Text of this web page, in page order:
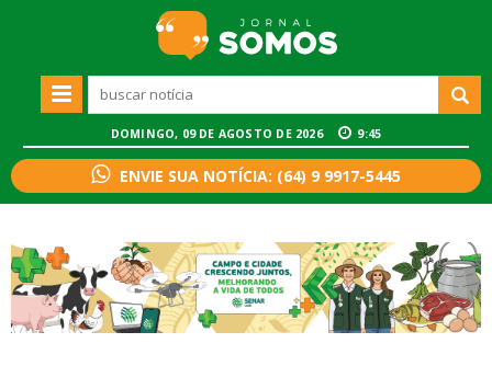
DOMINGO, 09 DE AGOSTO DE 2026 9:45
ENVIE SUA NOTÍCIA: (64) 9 9917-5445